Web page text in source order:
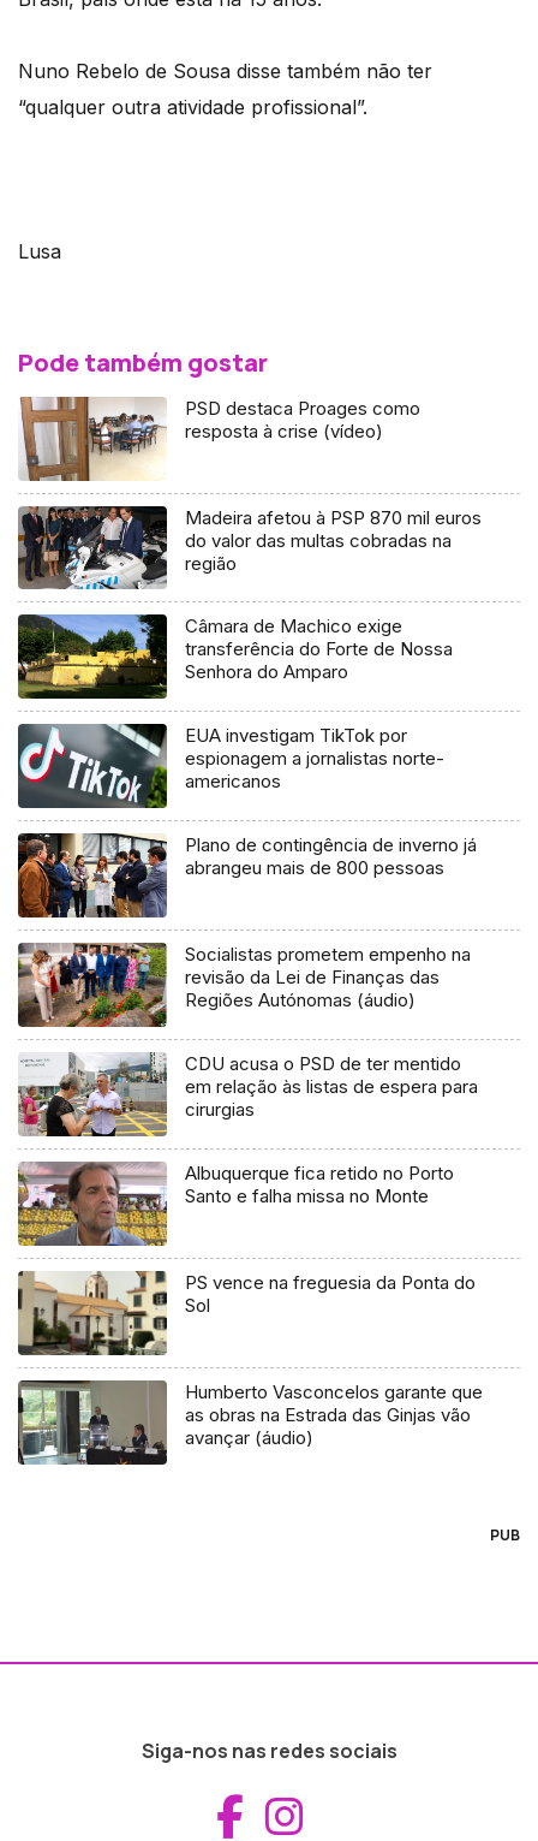
Nuno Rebelo de Sousa disse também não ter
“qualquer outra atividade profissional”.
Lusa
Pode também gostar
PSD destaca Proages como
resposta à crise (vídeo)
Madeira afetou à PSP 870 mil euros
do valor das multas cobradas na
região
Câmara de Machico exige
transferência do Forte de Nossa
Senhora do Amparo
EUA investigam TikTok por
espionagem a jornalistas norte-
americanos
Plano de contingência de inverno já
abrangeu mais de 800 pessoas
Socialistas prometem empenho na
revisão da Lei de Finanças das
Regiões Autónomas (áudio)
CDU acusa o PSD de ter mentido
em relação às listas de espera para
cirurgias
Albuquerque fica retido no Porto
Santo e falha missa no Monte
PS vence na freguesia da Ponta do
Sol
Humberto Vasconcelos garante que
as obras na Estrada das Ginjas vão
avançar (áudio)
PUB
Siga-nos nas redes sociais
Aceder ao